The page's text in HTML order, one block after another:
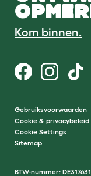
Kom binnen.
Gebruiksvoorwaarden
Cookie & privacybeleid
Cookie Settings
Sitemap
BTW-nummer: